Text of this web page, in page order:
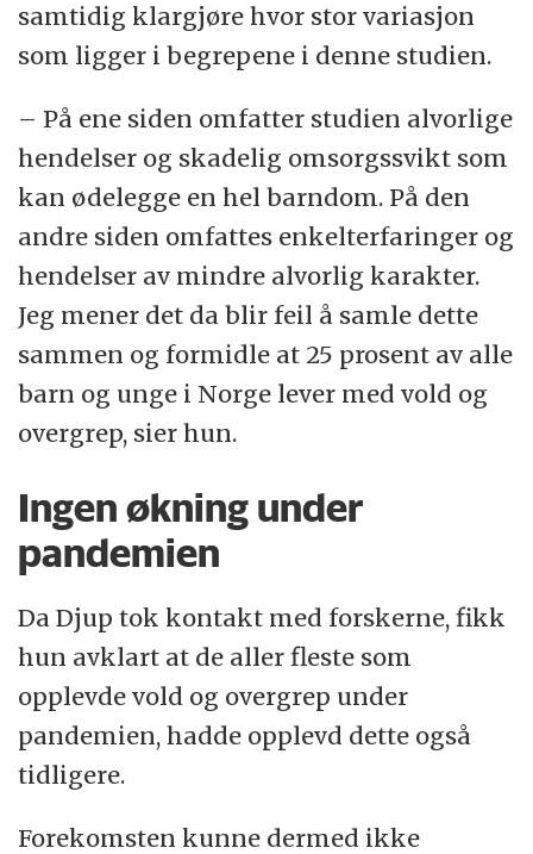
samtidig klargjøre hvor stor variasjon
som ligger i begrepene i denne studien.
– På ene siden omfatter studien alvorlige
hendelser og skadelig omsorgssvikt som
kan ødelegge en hel barndom. På den
andre siden omfattes enkelterfaringer og
hendelser av mindre alvorlig karakter.
Jeg mener det da blir feil å samle dette
sammen og formidle at 25 prosent av alle
barn og unge i Norge lever med vold og
overgrep, sier hun.
Ingen økning under
pandemien
Da Djup tok kontakt med forskerne, fikk
hun avklart at de aller fleste som
opplevde vold og overgrep under
pandemien, hadde opplevd dette også
tidligere.
Forekomsten kunne dermed ikke